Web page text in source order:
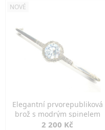
NOVÉ
Elegantní prvorepubliková
brož s modrým spinelem
2 200 Kč